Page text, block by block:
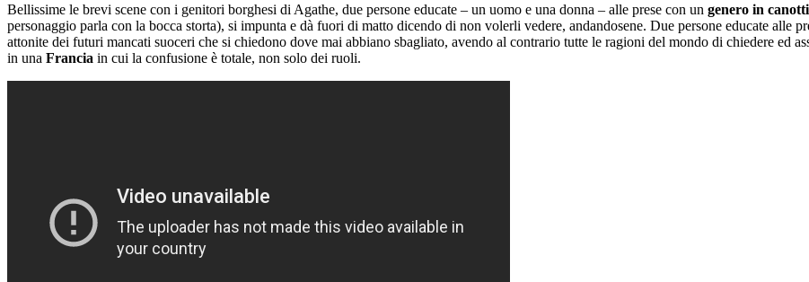
Bellissime le brevi scene con i genitori borghesi di Agathe, due persone educate – un uomo e una donna – alle prese con un genero in
personaggio parla con la bocca storta), si impunta e dà fuori di matto dicendo di non volerli vedere, andandosene. Due persone educate alle
attonite dei futuri mancati suoceri che si chiedono dove mai abbiano sbagliato, avendo al contrario tutte le ragioni del mondo di chiedere ed
in una Francia in cui la confusione è totale, non solo dei ruoli.